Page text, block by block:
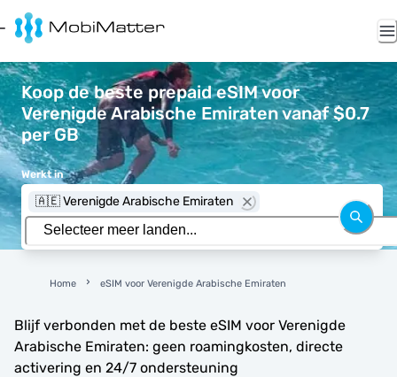
Koop de beste prepaid eSIM voor
Verenigde Arabische Emiraten vanaf $0.7
per GB
Werkt in
🇦🇪 Verenigde Arabische Emiraten
Home eSIM voor Verenigde Arabische Emiraten
Blijf verbonden met de beste eSIM voor Verenigde
Arabische Emiraten: geen roamingkosten, directe
activering en 24/7 ondersteuning